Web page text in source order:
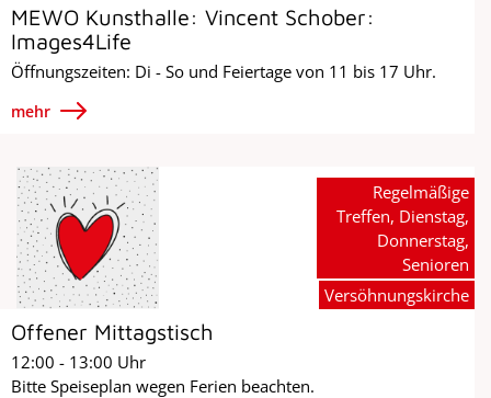
MEWO Kunsthalle: Vincent Schober:
Images4Life
Öffnungszeiten: Di - So und Feiertage von 11 bis 17 Uhr.
mehr
Offener Mittagstisch
12:00 - 13:00 Uhr
Bitte Speiseplan wegen Ferien beachten.
Regelmäßige
Treffen, Dienstag,
Donnerstag,
Senioren
Versöhnungskirche